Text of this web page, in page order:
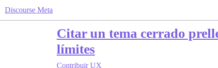
Discourse Meta
Citar un tema cerrado
límites
Contribuir UX